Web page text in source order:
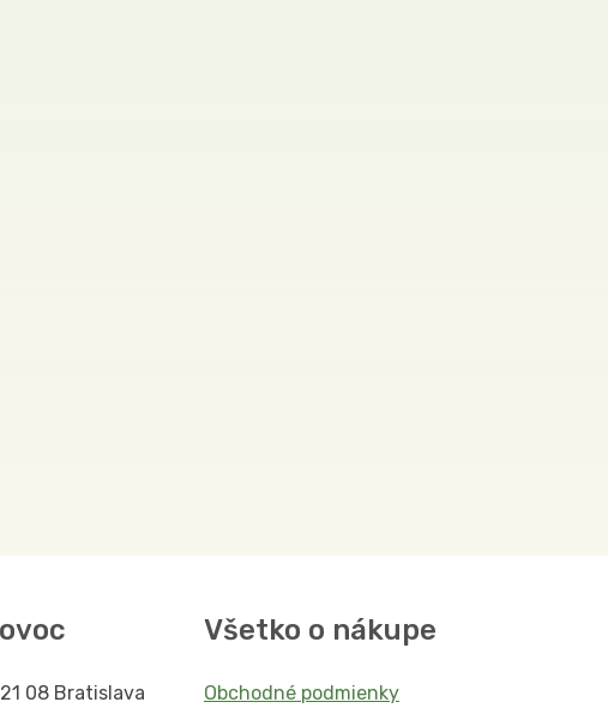
08 Bratislava
Všetko o nákupe
Obchodné podmienky